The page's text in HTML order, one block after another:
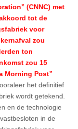
(CNNC) met
tot de
voor
zou
ton
zou 15
Morning Post”
het definitief
wordt getekend.
en de technologie
in de